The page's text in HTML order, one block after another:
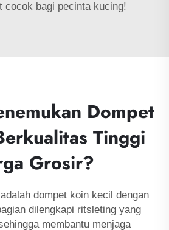
cocok bagi pecinta kucing!
Dompet
Tinggi
Grosir?
dompet koin kecil dengan
dilengkapi ritsleting yang
membantu menjaga